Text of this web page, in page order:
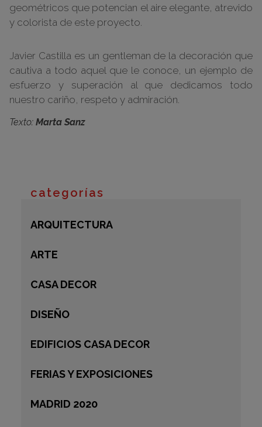
geométricos que potencian el aire elegante, atrevido
y colorista de este proyecto.
Javier Castilla es un gentleman de la decoración que
cautiva a todo aquel que le conoce, un ejemplo de
esfuerzo y superación al que dedicamos todo
nuestro cariño, respeto y admiración.
Texto: Marta Sanz
categorías
ARQUITECTURA
ARTE
CASA DECOR
DISEÑO
EDIFICIOS CASA DECOR
FERIAS Y EXPOSICIONES
MADRID 2020